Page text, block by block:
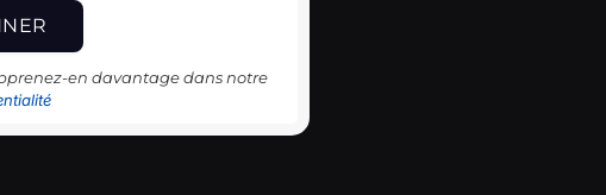
en davantage dans notre